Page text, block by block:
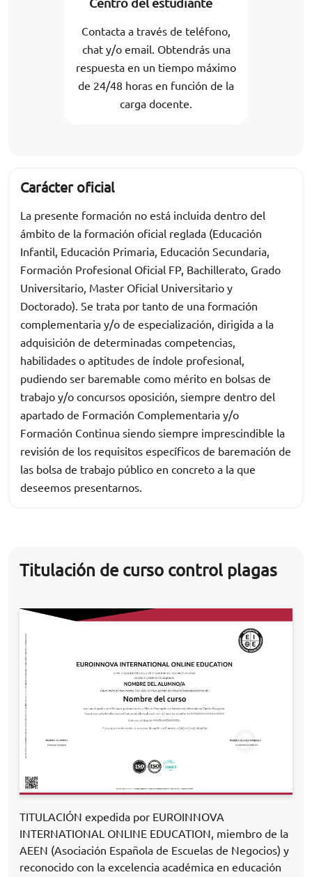
Contacta a través de teléfono,
chat y/o email. Obtendrás una
respuesta en un tiempo máximo
de 24/48 horas en función de la
carga docente.
Carácter oficial
La presente formación no está incluida dentro del
ámbito de la formación oficial reglada (Educación
Infantil, Educación Primaria, Educación Secundaria,
Formación Profesional Oficial FP, Bachillerato, Grado
Universitario, Master Oficial Universitario y
Doctorado). Se trata por tanto de una formación
complementaria y/o de especialización, dirigida a la
adquisición de determinadas competencias,
habilidades o aptitudes de índole profesional,
pudiendo ser baremable como mérito en bolsas de
trabajo y/o concursos oposición, siempre dentro del
apartado de Formación Complementaria y/o
Formación Continua siendo siempre imprescindible la
revisión de los requisitos específicos de baremación de
las bolsa de trabajo público en concreto a la que
deseemos presentarnos.
Titulación de curso control plagas
TITULACIÓN expedida por EUROINNOVA
INTERNATIONAL ONLINE EDUCATION, miembro de la
AEEN (Asociación Española de Escuelas de Negocios) y
reconocido con la excelencia académica en educación